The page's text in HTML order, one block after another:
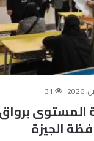
31
المستوى
الجيزة